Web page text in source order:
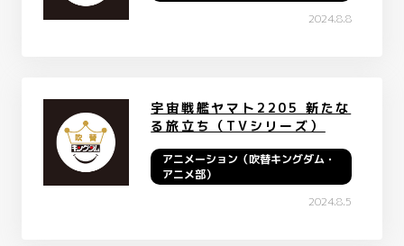
2024.8.8
宇宙戦艦ヤマト2205 新たな
る旅立ち（TVシリーズ）
アニメーション（吹替キングダム・
アニメ部）
2024.8.5